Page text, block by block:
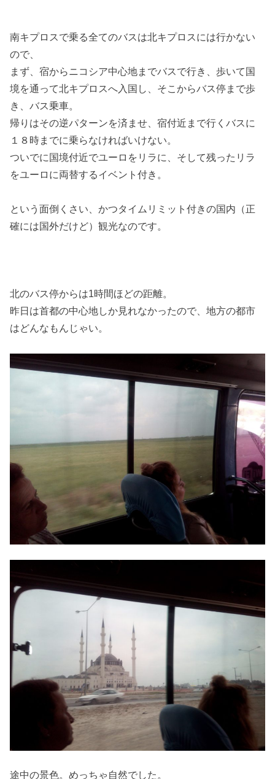
南キプロスで乗る全てのバスは北キプロスには行かない
ので、
まず、宿からニコシア中心地までバスで行き、歩いて国
境を通って北キプロスへ入国し、そこからバス停まで歩
き、バス乗車。
帰りはその逆パターンを済ませ、宿付近まで行くバスに
１８時までに乗らなければいけない。
ついでに国境付近でユーロをリラに、そして残ったリラ
をユーロに両替するイベント付き。
という面倒くさい、かつタイムリミット付きの国内（正
確には国外だけど）観光なのです。
北のバス停からは1時間ほどの距離。
昨日は首都の中心地しか見れなかったので、地方の都市
はどんなもんじゃい。
途中の景色。めっちゃ自然でした。